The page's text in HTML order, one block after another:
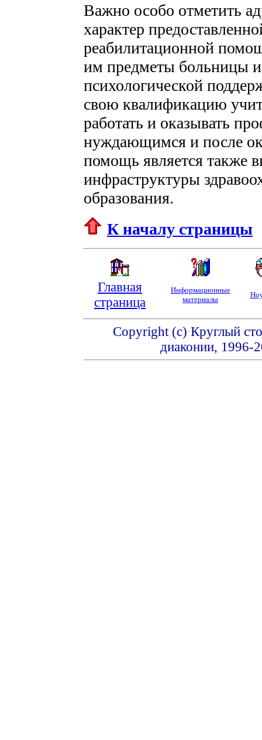
Важно особо отметить
характер
реабилитационной
им предметы больницы
психологической
свою квалификацию
работать и оказывать
нуждающимся и после
помощь является также
инфраструктуры
образования.
К началу страницы
Главная
страница
Информационные
материалы
Copyright (c) Круглый
диаконии, 1996-